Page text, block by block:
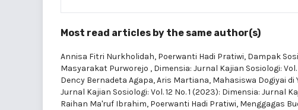
Most read articles by the same author(s)
Annisa Fitri Nurkholidah, Poerwanti Hadi Pratiwi, Dampak
Masyarakat Purworejo , Dimensia: Jurnal Kajian Sosiologi:
Dency Bernadeta Agapa, Aris Martiana, Mahasiswa Dogiyai
Jurnal Kajian Sosiologi: Vol. 12 No. 1 (2023): Dimensia: Jurnal
Raihan Ma'ruf Ibrahim, Poerwanti Hadi Pratiwi, Menggagas